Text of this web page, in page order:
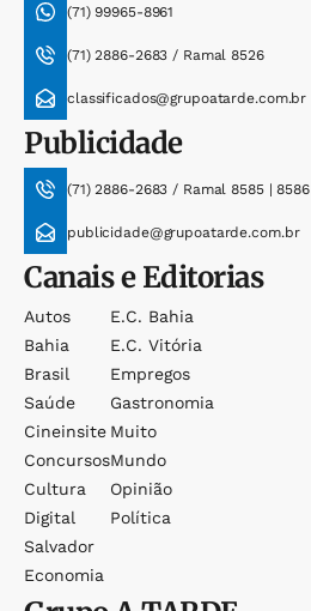
(71) 99965-8961
(71) 2886-2683 / Ramal 8526
classificados@grupoatarde.com.br
Publicidade
(71) 2886-2683 / Ramal 8585 | 8586
publicidade@grupoatarde.com.br
Canais e Editorias
Autos
Bahia
Brasil
Saúde
Cineinsite
Concursos
Cultura
Digital
Salvador
Economia
E.c. Bahia
E.c. Vitória
Empregos
Gastronomia
Muito
Mundo
Opinião
Política